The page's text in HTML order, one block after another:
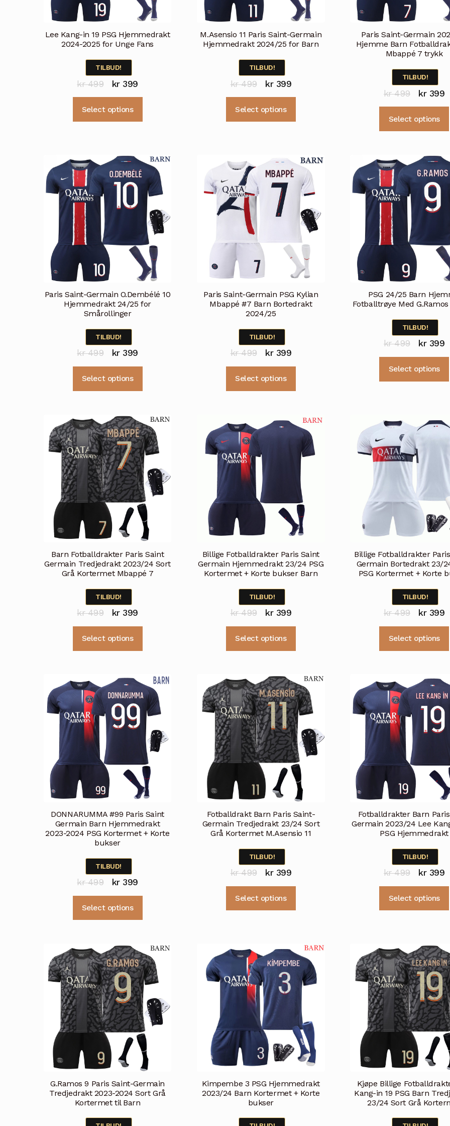
Lee Kang-in 19 PSG Hjemmedrakt
2024-2025 for Unge Fans
TILBUD!
kr499
Opprinnelig
pris
var:
kr399Nåværende
pris
Select options
Alternativene
kan
velges
på
produktsiden
M.Asensio 11 Paris Saint-Germain
Hjemmedrakt 2024/25 for Barn
TILBUD!
kr499
Opprinnelig
pris
var:
kr399Nåværende
pris
Select options
Alternativene
kan
velges
produktsiden
Paris Saint-Germain
Hjemme Barn
Mbappé 7 trykk
TILBUD!
kr499
pris
var:
kr399
Select options
Paris Saint-Germain O.Dembélé 10
Hjemmedrakt 24/25 for
Smårollinger
TILBUD!
kr499
Opprinnelig
pris
var:
kr399Nåværende
pris
Select options
varianter.
Alternativene
kan
velges
på
produktsiden
Paris Saint-Germain PSG Kylian
Mbappé #7 Barn Bortedrakt
2024/25
TILBUD!
kr499
Opprinnelig
pris
var:
kr399Nåværende
pris
Select options
varianter.
Alternativene
kan
velges
på
produktsiden
PSG 24/25 Barn
Fotballtrøye Med
TILBUD!
kr499
pris
var:
kr399
Select options
Barn Fotballdrakter Paris Saint
Germain Tredjedrakt 2023/24 Sort
Grå Kortermet Mbappé 7
TILBUD!
kr499
Opprinnelig
pris
var:
kr399Nåværende
pris
Select options
varianter.
Alternativene
kan
velges
på
produktsiden
Billige Fotballdrakter Paris Saint
Germain Hjemmedrakt 23/24 PSG
Kortermet + Korte bukser Barn
TILBUD!
kr499
Opprinnelig
pris
var:
kr399Nåværende
pris
Select options
varianter.
Alternativene
kan
velges
på
produktsiden
Billige Fotballdrakter
Germain Bortedrakt 23/
PSG Kortermet + Korte
TILBUD!
kr499
pris
var:
kr399
Select options
DONNARUMMA #99 Paris Saint
Germain Barn Hjemmedrakt
2023-2024 PSG Kortermet + Korte
bukser
TILBUD!
kr499
Opprinnelig
pris
var:
kr399Nåværende
pris
Select options
varianter.
Alternativene
kan
velges
på
produktsiden
Fotballdrakt Barn Paris Saint-
Germain Tredjedrakt 23/24 Sort
Grå Kortermet M.Asensio 11
TILBUD!
kr499
Opprinnelig
pris
var:
kr399Nåværende
pris
Select options
Alternativene
kan
velges
på
produktsiden
Fotballdrakter Barn
Germain 2023/24 Lee
PSG Hjemmedrakt
TILBUD!
kr499
pris
var:
kr399
Select options
G.Ramos 9 Paris Saint-Germain
Tredjedrakt 2023-2024 Sort Grå
Kortermet til Barn
Kimpembe 3 PSG Hjemmedrakt
2023/24 Barn Kortermet + Korte
bukser
Kjøpe Billige
Kang-in 19 PSG Barn
23/24 Sort Grå